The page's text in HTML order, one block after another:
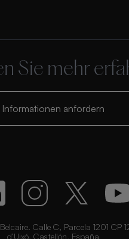
Sie mehr
Informationen anfordern
Calle C, Parcela 1201 CP
d’Uixó, Castellón, España